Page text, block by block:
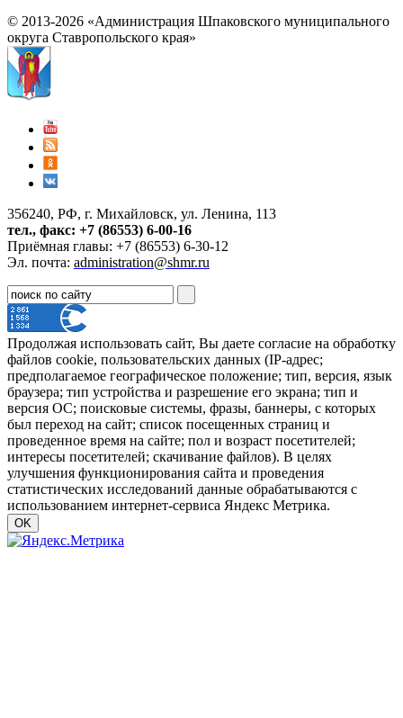
© 2013-2026 «Администрация Шпаковского муниципального
округа Ставропольского края»
356240, РФ, г. Михайловск, ул. Ленина, 113
тел., факс: +7 (86553) 6-00-16
Приёмная главы: +7 (86553) 6-30-12
Эл. почта: administration@shmr.ru
Продолжая использовать сайт, Вы даете согласие на обработку
файлов cookie, пользовательских данных (IP-адрес;
предполагаемое географическое положение; тип, версия, язык
браузера; тип устройства и разрешение его экрана; тип и
версия ОС; поисковые системы, фразы, баннеры, с которых
был переход на сайт; список посещенных страниц и
проведенное время на сайте; пол и возраст посетителей;
интересы посетителей; скачивание файлов). В целях
улучшения функционирования сайта и проведения
статистических исследований данные обрабатываются с
использованием интернет-сервиса Яндекс Метрика.
OK